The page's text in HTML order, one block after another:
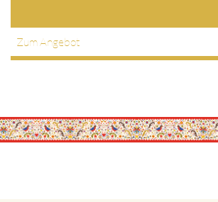
Zum Angebot